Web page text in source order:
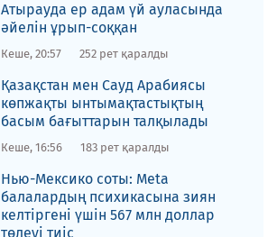
Атырауда ер адам үй ауласында
әйелін ұрып-соққан
Кеше, 20:57 252 рет қаралды
Қазақстан мен Сауд Арабиясы
көпжақты ынтымақтастықтың
басым бағыттарын талқылады
Кеше, 16:56 183 рет қаралды
Нью-Мексико соты​: Meta
балалардың психикасына зиян
келтіргені үшін 567 млн доллар
төлеуі тиіс